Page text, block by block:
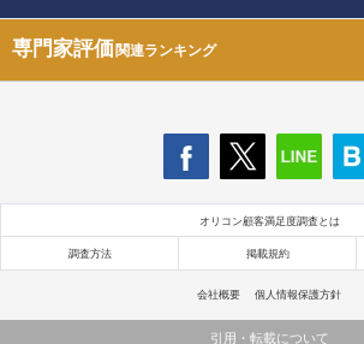
専門家評価関連ランキング
オリコン顧客満足度調査とは
調査方法 掲載規約
会社概要 個人情報保護方針
引用・転載について